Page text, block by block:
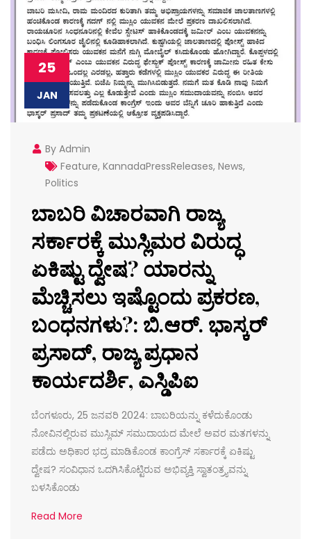
25
JAN
By Admin
Feature, KannadaPressReleases, News,
Politics
ಬಾಬರಿ ವಿಚಾರವಾಗಿ ರಾಜ್ಯ
ಸರ್ಕಾರಕ್ಕೆ ಮುಸ್ಲಿಮರ ವಿರುದ್ಧ
ಏಕಿಷ್ಟು ದ್ವೇಷ? ಯಾರನ್ನು
ಮೆಚ್ಚಿಸಲು ಇಷ್ಟೊಂದು ಪ್ರಕರಣ,
ಬಂಧನಗಳು?: ಬಿ.ಆರ್. ಭಾಸ್ಕರ್
ಪ್ರಸಾದ್, ರಾಜ್ಯ ಪ್ರಧಾನ
ಕಾರ್ಯದರ್ಶಿ, ಎಸ್ಡಿಪಿಐ
ಬೆಂಗಳೂರು, 25 ಜನವರಿ 2024: ಬಾಬರಿಯನ್ನು ಕಳೆದುಕೊಂಡು
ನೋವಿನಲ್ಲಿರುವ ಮುಸ್ಲಿಮ್ ಸಮುದಾಯದ ಮೇಲೆ ಅವರ ಮತಗಳನ್ನು
ಪಡೆದು ಅಧಿಕಾರ ಭದ್ರ ಮಾಡಿಕೊಂಡ ಕಾಂಗ್ರೆಸ್ ಸರ್ಕಾರಕ್ಕೆ ಏಕಿಷ್ಟು
ದ್ವೇಷ? ಸಂವಿಧಾನ ಒದಗಿಸಿಕೊಟ್ಟಿರುವ ಅಭಿವ್ಯಕ್ತಿ ಸ್ವಾತಂತ್ರ್ಯವನ್ನು
ಬಳಸಿಕೊಂಡು
Read More